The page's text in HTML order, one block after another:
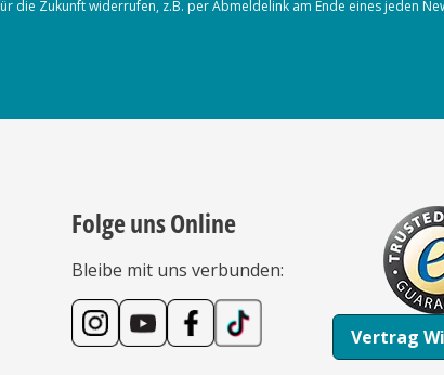
die Zukunft widerrufen, z.B. per Abmeldelink am Ende eines jeden
Folge uns Online
Bleibe mit uns verbunden:
Vertrag